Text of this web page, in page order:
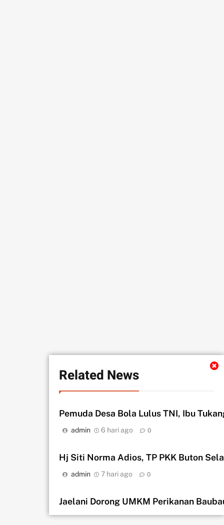
Related News
Pemuda Desa Bola Lulus TNI, Ibu
admin 6 hari ago 0
Hj Siti Norma Adios, TP PKK Buton
admin 7 hari ago 0
Jaelani Dorong UMKM Perikanan
admin 2 minggu ago 0